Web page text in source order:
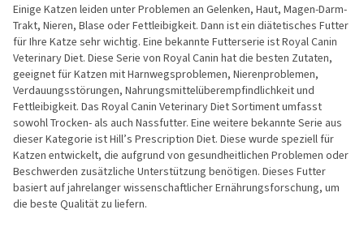
Einige Katzen leiden unter Problemen an Gelenken, Haut, Magen-Darm-
Trakt, Nieren, Blase oder Fettleibigkeit. Dann ist ein diätetisches Futter
für Ihre Katze sehr wichtig. Eine bekannte Futterserie ist Royal Canin
Veterinary Diet. Diese Serie von Royal Canin hat die besten Zutaten,
geeignet für Katzen mit Harnwegsproblemen, Nierenproblemen,
Verdauungsstörungen, Nahrungsmittelüberempfindlichkeit und
Fettleibigkeit. Das Royal Canin Veterinary Diet Sortiment umfasst
sowohl Trocken- als auch Nassfutter. Eine weitere bekannte Serie aus
dieser Kategorie ist Hill’s Prescription Diet. Diese wurde speziell für
Katzen entwickelt, die aufgrund von gesundheitlichen Problemen oder
Beschwerden zusätzliche Unterstützung benötigen. Dieses Futter
basiert auf jahrelanger wissenschaftlicher Ernährungsforschung, um
die beste Qualität zu liefern.